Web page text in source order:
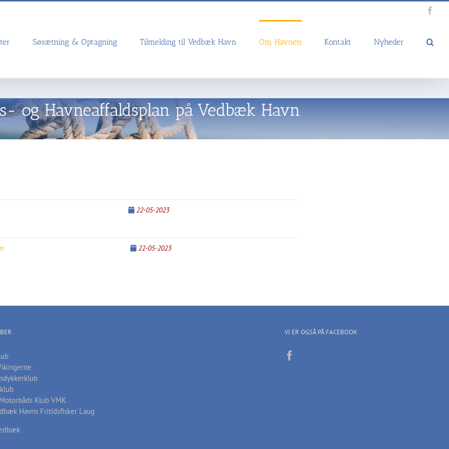
Søsætning & Optagning Tilmelding til Vedbæk Havn Om Havnen Kontakt Nyheder
og Havneaffaldsplan på Vedbæk Havn
22-05-2023
22-05-2023
Klub VMK
Havns Fritidsfisker Laug
VI ER OGSÅ PÅ FACEBOOK